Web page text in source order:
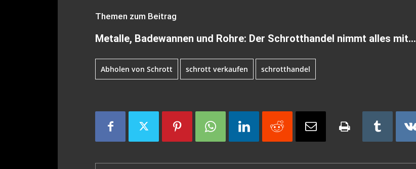
Themen zum Beitrag
Metalle, Badewannen und Rohre: Der Schrotthandel nimmt alles mit…
Abholen von Schrott schrott verkaufen schrotthandel